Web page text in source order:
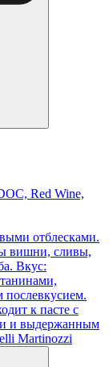
Red Wine,
отблесками.
вишни, сливы,
Вкус:
к пасте с
и выдержанным
Martinozzi